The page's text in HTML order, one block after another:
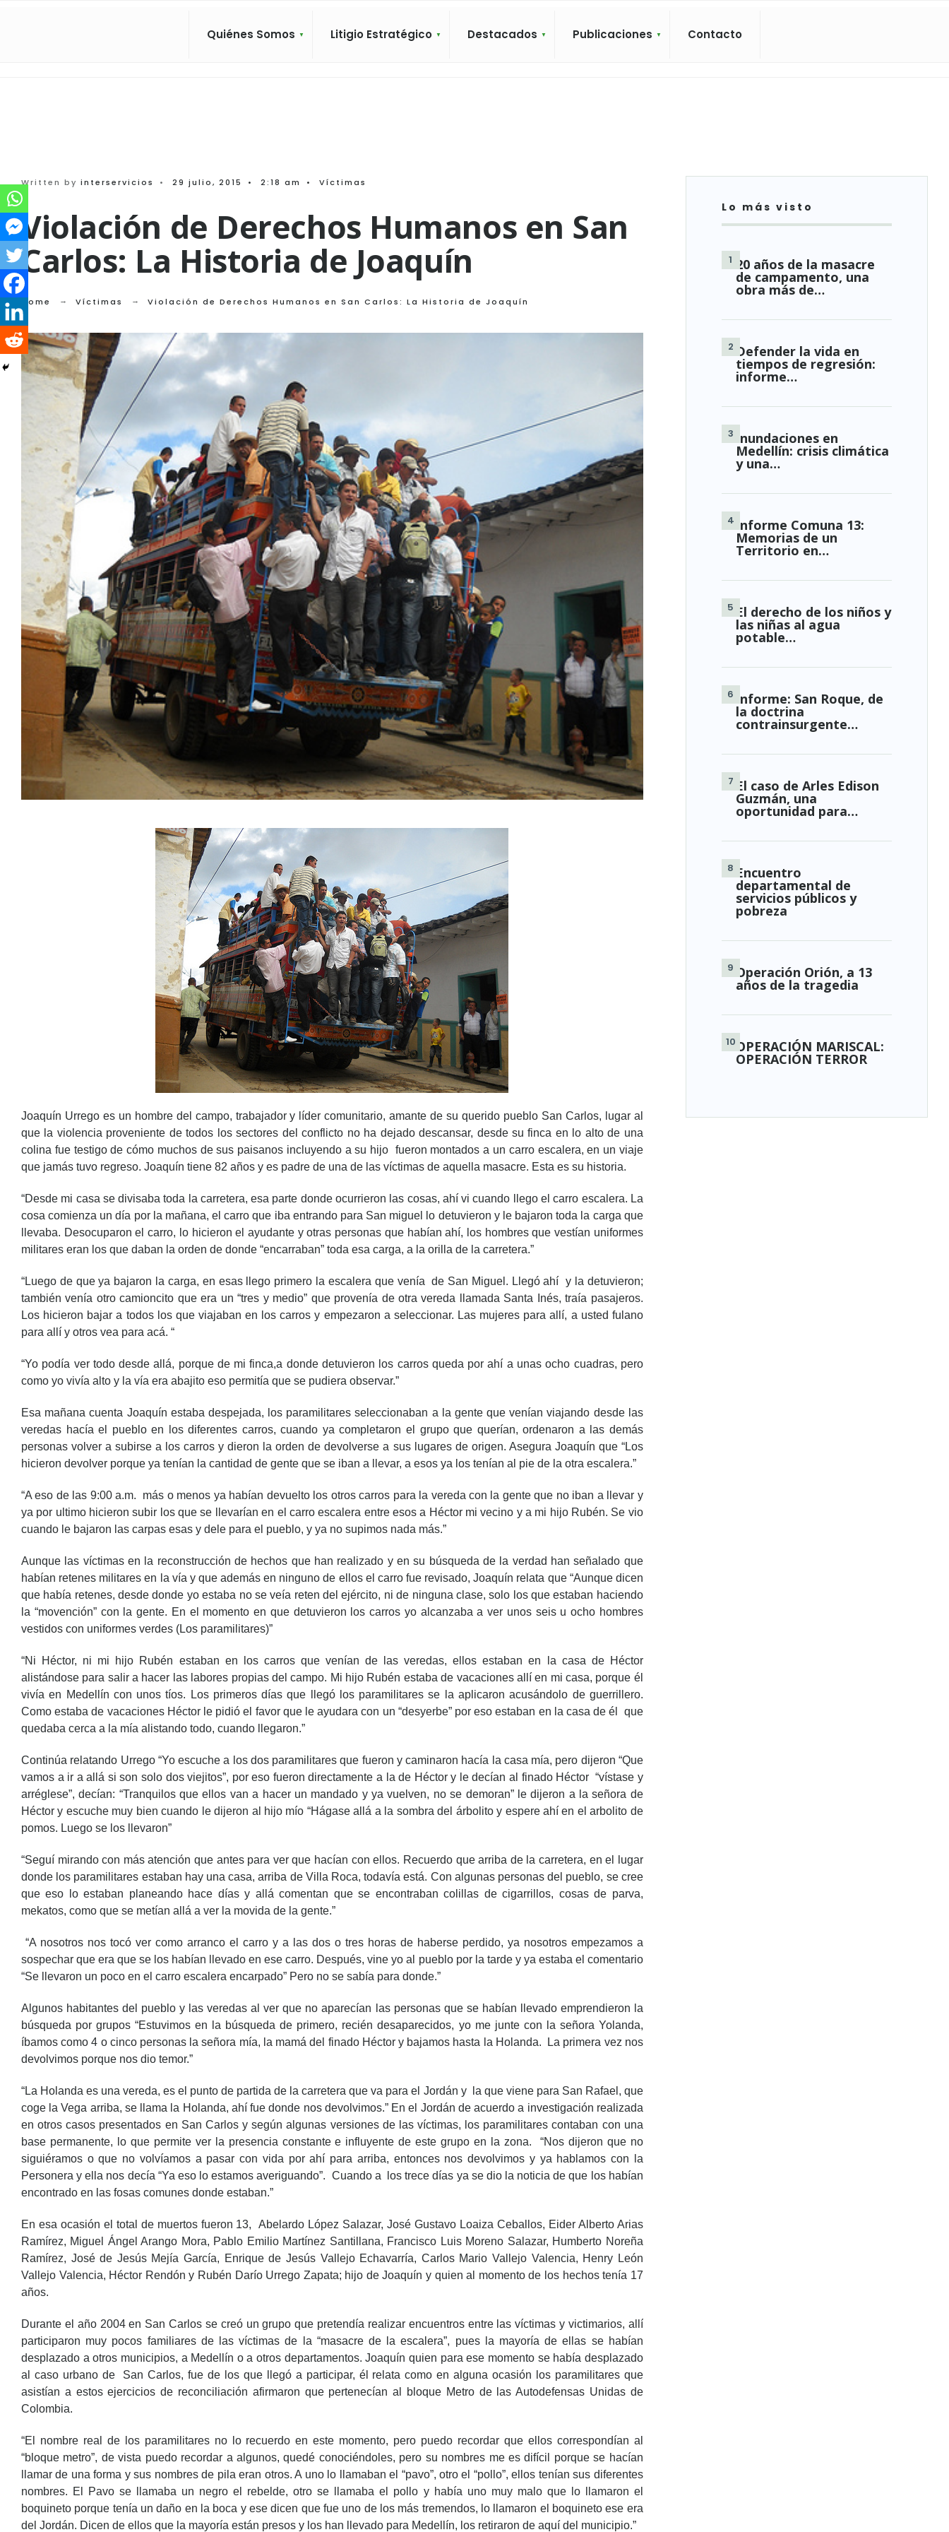
Quiénes Somos Litigio Estratégico Destacados Publicaciones Contacto
Written by interservicios • 29 julio, 2015 • 2:18 am • Víctimas
Violación de Derechos Humanos en San
Carlos: La Historia de Joaquín
Home Víctimas Violación de Derechos Humanos en San Carlos: La Historia de Joaquín
Joaquín Urrego es un hombre del campo, trabajador y líder comunitario, amante de su querido pueblo San Carlos, lugar al
que la violencia proveniente de todos los sectores del conflicto no ha dejado descansar, desde su finca en lo alto de una
colina fue testigo de cómo muchos de sus paisanos incluyendo a su hijo fueron montados a un carro escalera, en un viaje
que jamás tuvo regreso. Joaquín tiene 82 años y es padre de una de las víctimas de aquella masacre. Esta es su historia.
“Desde mi casa se divisaba toda la carretera, esa parte donde ocurrieron las cosas, ahí vi cuando llego el carro escalera. La
cosa comienza un día por la mañana, el carro que iba entrando para San miguel lo detuvieron y le bajaron toda la carga que
llevaba. Desocuparon el carro, lo hicieron el ayudante y otras personas que habían ahí, los hombres que vestían uniformes
militares eran los que daban la orden de donde “encarraban” toda esa carga, a la orilla de la carretera.”
“Luego de que ya bajaron la carga, en esas llego primero la escalera que venía de San Miguel. Llegó ahí y la detuvieron;
también venía otro camioncito que era un “tres y medio” que provenía de otra vereda llamada Santa Inés, traía pasajeros.
Los hicieron bajar a todos los que viajaban en los carros y empezaron a seleccionar. Las mujeres para allí, a usted fulano
para allí y otros vea para acá. “
“Yo podía ver todo desde allá, porque de mi finca,a donde detuvieron los carros queda por ahí a unas ocho cuadras, pero
como yo vivía alto y la vía era abajito eso permitía que se pudiera observar.”
Esa mañana cuenta Joaquín estaba despejada, los paramilitares seleccionaban a la gente que venían viajando desde las
veredas hacía el pueblo en los diferentes carros, cuando ya completaron el grupo que querían, ordenaron a las demás
personas volver a subirse a los carros y dieron la orden de devolverse a sus lugares de origen. Asegura Joaquín que “Los
hicieron devolver porque ya tenían la cantidad de gente que se iban a llevar, a esos ya los tenían al pie de la otra escalera.”
“A eso de las 9:00 a.m. más o menos ya habían devuelto los otros carros para la vereda con la gente que no iban a llevar y
ya por ultimo hicieron subir los que se llevarían en el carro escalera entre esos a Héctor mi vecino y a mi hijo Rubén. Se vio
cuando le bajaron las carpas esas y dele para el pueblo, y ya no supimos nada más.”
Aunque las víctimas en la reconstrucción de hechos que han realizado y en su búsqueda de la verdad han señalado que
habían retenes militares en la vía y que además en ninguno de ellos el carro fue revisado, Joaquín relata que “Aunque dicen
que había retenes, desde donde yo estaba no se veía reten del ejército, ni de ninguna clase, solo los que estaban haciendo
la “movención” con la gente. En el momento en que detuvieron los carros yo alcanzaba a ver unos seis u ocho hombres
vestidos con uniformes verdes (Los paramilitares)”
“Ni Héctor, ni mi hijo Rubén estaban en los carros que venían de las veredas, ellos estaban en la casa de Héctor
alistándose para salir a hacer las labores propias del campo. Mi hijo Rubén estaba de vacaciones allí en mi casa, porque él
vivía en Medellín con unos tíos. Los primeros días que llegó los paramilitares se la aplicaron acusándolo de guerrillero.
Como estaba de vacaciones Héctor le pidió el favor que le ayudara con un “desyerbe” por eso estaban en la casa de él que
quedaba cerca a la mía alistando todo, cuando llegaron.”
Continúa relatando Urrego “Yo escuche a los dos paramilitares que fueron y caminaron hacía la casa mía, pero dijeron “Que
vamos a ir a allá si son solo dos viejitos”, por eso fueron directamente a la de Héctor y le decían al finado Héctor “vístase y
arréglese”, decían: “Tranquilos que ellos van a hacer un mandado y ya vuelven, no se demoran” le dijeron a la señora de
Héctor y escuche muy bien cuando le dijeron al hijo mío “Hágase allá a la sombra del árbolito y espere ahí en el arbolito de
pomos. Luego se los llevaron”
“Seguí mirando con más atención que antes para ver que hacían con ellos. Recuerdo que arriba de la carretera, en el lugar
donde los paramilitares estaban hay una casa, arriba de Villa Roca, todavía está. Con algunas personas del pueblo, se cree
que eso lo estaban planeando hace días y allá comentan que se encontraban colillas de cigarrillos, cosas de parva,
mekatos, como que se metían allá a ver la movida de la gente.”
“A nosotros nos tocó ver como arranco el carro y a las dos o tres horas de haberse perdido, ya nosotros empezamos a
sospechar que era que se los habían llevado en ese carro. Después, vine yo al pueblo por la tarde y ya estaba el comentario
“Se llevaron un poco en el carro escalera encarpado” Pero no se sabía para donde.”
Algunos habitantes del pueblo y las veredas al ver que no aparecían las personas que se habían llevado emprendieron la
búsqueda por grupos “Estuvimos en la búsqueda de primero, recién desaparecidos, yo me junte con la señora Yolanda,
íbamos como 4 o cinco personas la señora mía, la mamá del finado Héctor y bajamos hasta la Holanda. La primera vez nos
devolvimos porque nos dio temor.”
“La Holanda es una vereda, es el punto de partida de la carretera que va para el Jordán y la que viene para San Rafael, que
coge la Vega arriba, se llama la Holanda, ahí fue donde nos devolvimos.” En el Jordán de acuerdo a investigación realizada
en otros casos presentados en San Carlos y según algunas versiones de las víctimas, los paramilitares contaban con una
base permanente, lo que permite ver la presencia constante e influyente de este grupo en la zona. “Nos dijeron que no
siguiéramos o que no volvíamos a pasar con vida por ahí para arriba, entonces nos devolvimos y ya hablamos con la
Personera y ella nos decía “Ya eso lo estamos averiguando”. Cuando a los trece días ya se dio la noticia de que los habían
encontrado en las fosas comunes donde estaban.”
En esa ocasión el total de muertos fueron 13,Abelardo López Salazar, José Gustavo Loaiza Ceballos, Eider Alberto Arias
Ramírez, Miguel Ángel Arango Mora, Pablo Emilio Martínez Santillana, Francisco Luis Moreno Salazar, Humberto Noreña
Ramírez, José de Jesús Mejía García, Enrique de Jesús Vallejo Echavarría, Carlos Mario Vallejo Valencia, Henry León
Vallejo Valencia, Héctor Rendón y Rubén Darío Urrego Zapata; hijo de Joaquín y quien al momento de los hechos tenía 17
años.
Durante el año 2004 en San Carlos se creó un grupo que pretendía realizar encuentros entre las víctimas y victimarios, allí
participaron muy pocos familiares de las víctimas de la “masacre de la escalera”, pues la mayoría de ellas se habían
desplazado a otros municipios, a Medellín o a otros departamentos. Joaquín quien para ese momento se había desplazado
al caso urbano de San Carlos, fue de los que llegó a participar, él relata como en alguna ocasión los paramilitares que
asistían a estos ejercicios de reconciliación afirmaron que pertenecían al bloque Metro de las Autodefensas Unidas de
Colombia.
“El nombre real de los paramilitares no lo recuerdo en este momento, pero puedo recordar que ellos correspondían al
“bloque metro”, de vista puedo recordar a algunos, quedé conociéndoles, pero su nombres me es difícil porque se hacían
llamar de una forma y sus nombres de pila eran otros. A uno lo llamaban el “pavo”, otro el “pollo”, ellos tenían sus diferentes
nombres. El Pavo se llamaba un negro el rebelde, otro se llamaba el pollo y había uno muy malo que lo llamaron el
boquineto porque tenía un daño en la boca y ese dicen que fue uno de los más tremendos, lo llamaron el boquineto ese era
del Jordán. Dicen de ellos que la mayoría están presos y los han llevado para Medellín, los retiraron de aquí del municipio.”
Lo más visto
20 años de la masacre
de campamento, una
obra más de…
Defender la vida en
tiempos de regresión:
informe…
Inundaciones en
Medellín: crisis climática
y una…
Informe Comuna 13:
Memorias de un
Territorio en…
El derecho de los niños y
las niñas al agua
potable…
Informe: San Roque, de
la doctrina
contrainsurgente…
El caso de Arles Edison
Guzmán, una
oportunidad para…
Encuentro
departamental de
servicios públicos y
pobreza
Operación Orión, a 13
años de la tragedia
OPERACIÓN MARISCAL:
OPERACIÓN TERROR